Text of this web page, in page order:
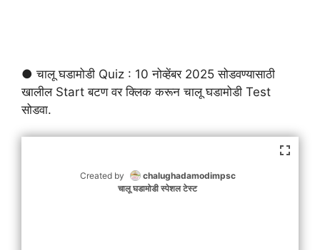
● चालू घडामोडी Quiz : 10 नोव्हेंबर 2025 सोडवण्यासाठी
खालील Start बटण वर क्लिक करून चालू घडामोडी Test
सोडवा.
Created by
chalughadamodimpsc
चालू घडामोडी स्पेशल टेस्ट